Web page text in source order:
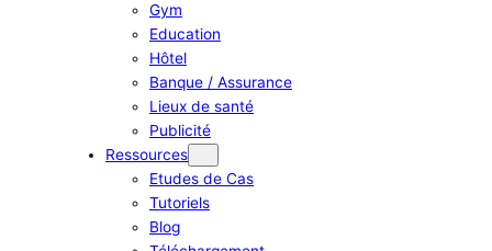
Gym
Education
Hôtel
Banque / Assurance
Lieux de santé
Publicité
Ressources
Etudes de Cas
Tutoriels
Blog